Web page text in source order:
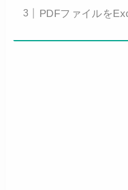
PDFファイルを